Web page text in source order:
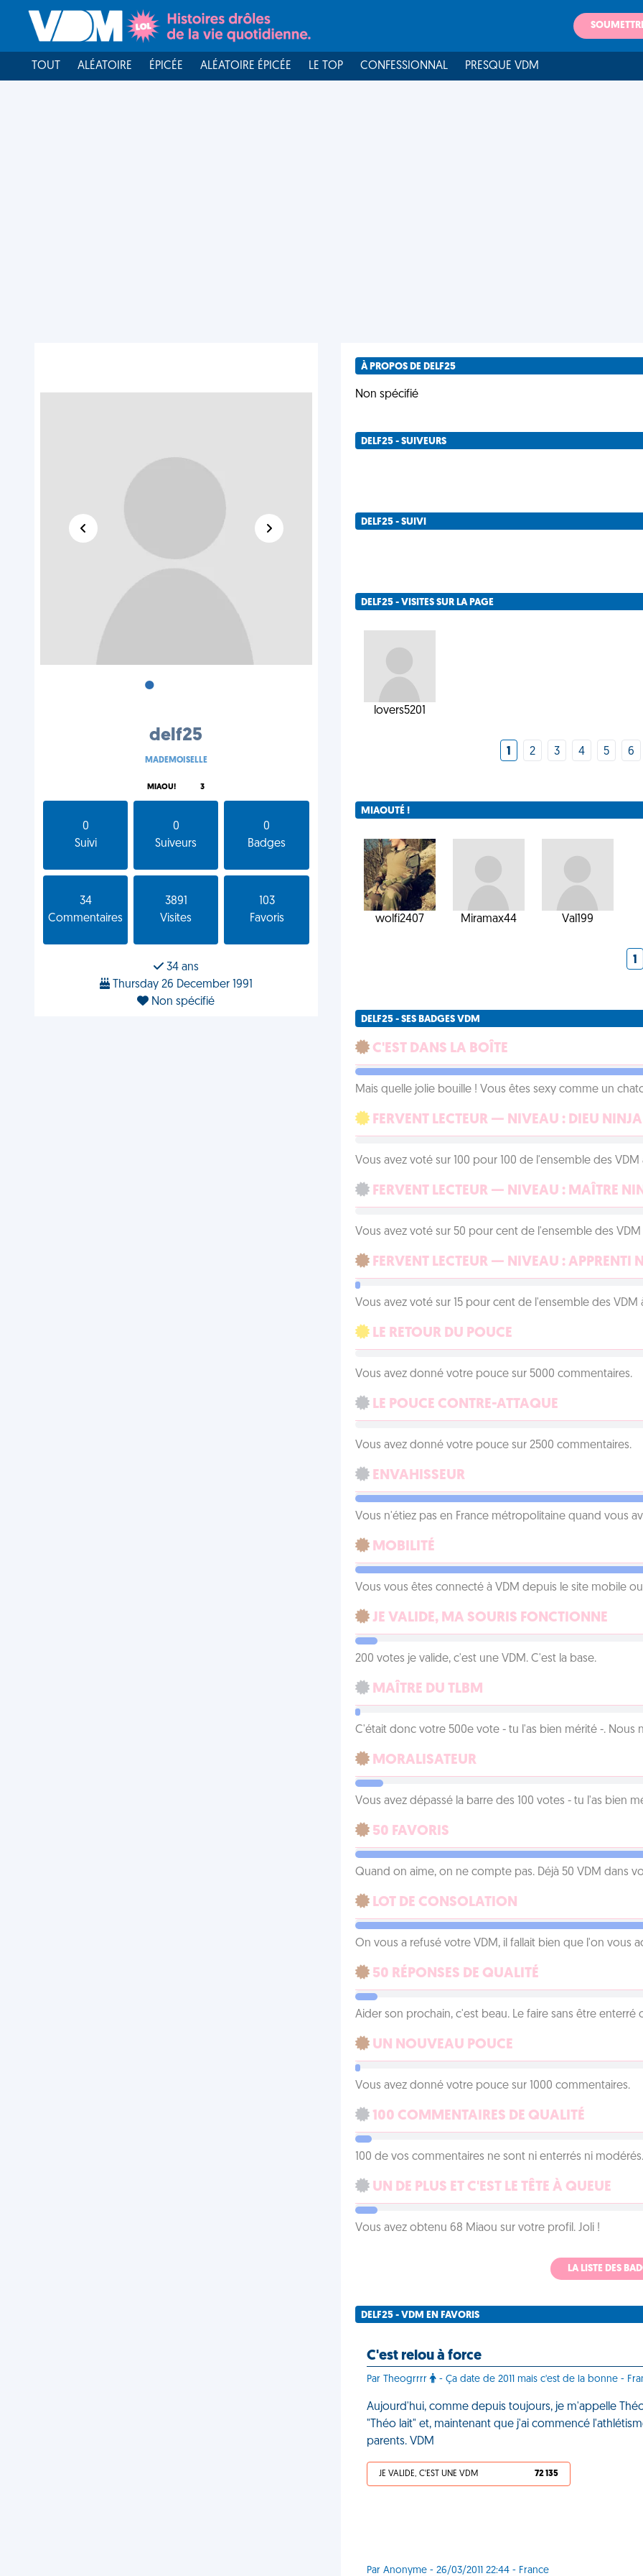
TOUT ALÉATOIRE ÉPICÉE ALÉATOIRE ÉPICÉE LE TOP CONFESSIONNAL PRESQUE VDM
•
delf25
MADEMOISELLE
MIAOU! 3
0
Suivi
0
Suiveurs
0
Badges
34
Commentaires
3891
Visites
103
Favoris
34 ans
Thursday 26 December 1991
Non spécifié
À PROPOS DE DELF25
Non spécifié
DELF25 - SUIVEURS
DELF25 - SUIVI
DELF25 - VISITES SUR LA PAGE
lovers5201
1 2 3 4 5 6
MIAOUTÉ !
wolfi2407 Miramax44 Val199
1
DELF25 - SES BADGES VDM
C'EST DANS LA BOÎTE
Mais quelle jolie bouille ! Vous êtes sexy comme un
FERVENT LECTEUR — NIVEAU : DIEU NINJA
Vous avez voté sur 100 pour 100 de l'ensemble des VDM
FERVENT LECTEUR — NIVEAU : MAÎTRE
Vous avez voté sur 50 pour cent de l'ensemble des VDM
FERVENT LECTEUR — NIVEAU : APPRENTI
Vous avez voté sur 15 pour cent de l'ensemble des VDM
LE RETOUR DU POUCE
Vous avez donné votre pouce sur 5000 commentaires.
LE POUCE CONTRE-ATTAQUE
Vous avez donné votre pouce sur 2500 commentaires.
ENVAHISSEUR
Vous n'étiez pas en France métropolitaine quand vous
MOBILITÉ
Vous vous êtes connecté à VDM depuis le site mobile
JE VALIDE, MA SOURIS FONCTIONNE
200 votes je valide, c'est une VDM. C'est la base.
MAÎTRE DU TLBM
C'était donc votre 500e vote - tu l'as bien mérité -. Nous
MORALISATEUR
Vous avez dépassé la barre des 100 votes - tu l'as bien
50 FAVORIS
Quand on aime, on ne compte pas. Déjà 50 VDM dans
LOT DE CONSOLATION
On vous a refusé votre VDM, il fallait bien que l'on vous
50 RÉPONSES DE QUALITÉ
Aider son prochain, c'est beau. Le faire sans être
UN NOUVEAU POUCE
Vous avez donné votre pouce sur 1000 commentaires.
100 COMMENTAIRES DE QUALITÉ
100 de vos commentaires ne sont ni enterrés ni
UN DE PLUS ET C'EST LE TÊTE À QUEUE
Vous avez obtenu 68 Miaou sur votre profil. Joli !
LA LISTE DES
DELF25 - VDM EN FAVORIS
C'est relou à force
Par Theogrrrr - Ça date de 2011 mais c'est de la bonne -
Aujourd'hui, comme depuis toujours, je m'appelle
"Théo lait" et, maintenant que j'ai commencé
parents. VDM
JE VALIDE, C'EST UNE VDM 72 135
Par Anonyme - 26/03/2011 22:44 - France